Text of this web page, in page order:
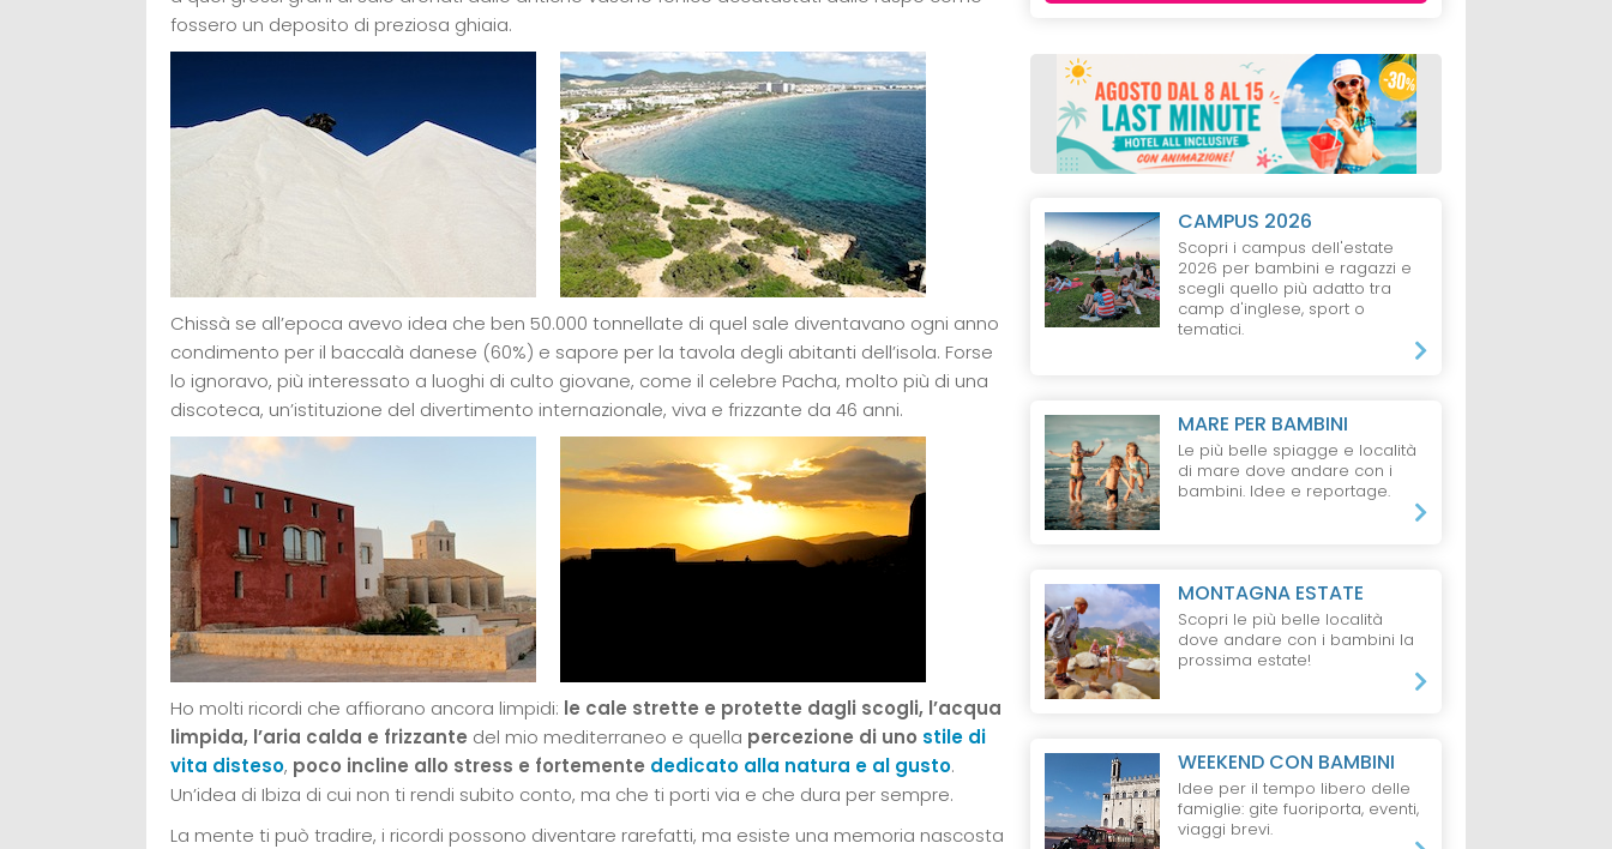
fossero un deposito di preziosa ghiaia.
Chissà se all’epoca avevo idea che ben 50.000 tonnellate di quel sale diventavano ogni anno
condimento per il baccalà danese (60%) e sapore per la tavola degli abitanti dell’isola. Forse
lo ignoravo, più interessato a luoghi di culto giovane, come il celebre Pacha, molto più di una
discoteca, un’istituzione del divertimento internazionale, viva e frizzante da 46 anni.
Ho molti ricordi che affiorano ancora limpidi: le cale strette e protette dagli scogli, l’acqua
limpida, l’aria calda e frizzante del mio mediterraneo e quella percezione di uno stile di
vita disteso, poco incline allo stress e fortemente dedicato alla natura e al gusto.
Un’idea di Ibiza di cui non ti rendi subito conto, ma che ti porti via e che dura per sempre.
La mente ti può tradire, i ricordi possono diventare rarefatti, ma esiste una memoria nascosta
CAMPUS 2026
Scopri i campus dell'estate
2026 per bambini e ragazzi e
scegli quello più adatto tra
camp d'inglese, sport o
tematici.
MARE PER BAMBINI
Le più belle spiagge e località
di mare dove andare con i
bambini. Idee e reportage.
MONTAGNA ESTATE
Scopri le più belle località
dove andare con i bambini la
prossima estate!
WEEKEND CON BAMBINI
Idee per il tempo libero delle
famiglie: gite fuoriporta, eventi,
viaggi brevi.